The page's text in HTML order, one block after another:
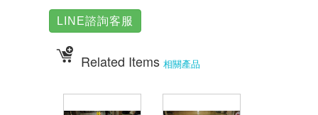
LINE諮詢客服
Related Items 相關產品